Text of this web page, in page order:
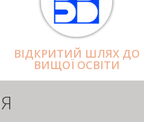
ВІДКРИТИЙ ШЛЯХ ДО
ВИЩОЇ ОСВІТИ